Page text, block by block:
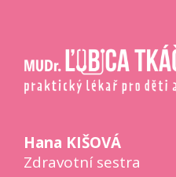
Hana KIŠOVÁ
Zdravotní sestra